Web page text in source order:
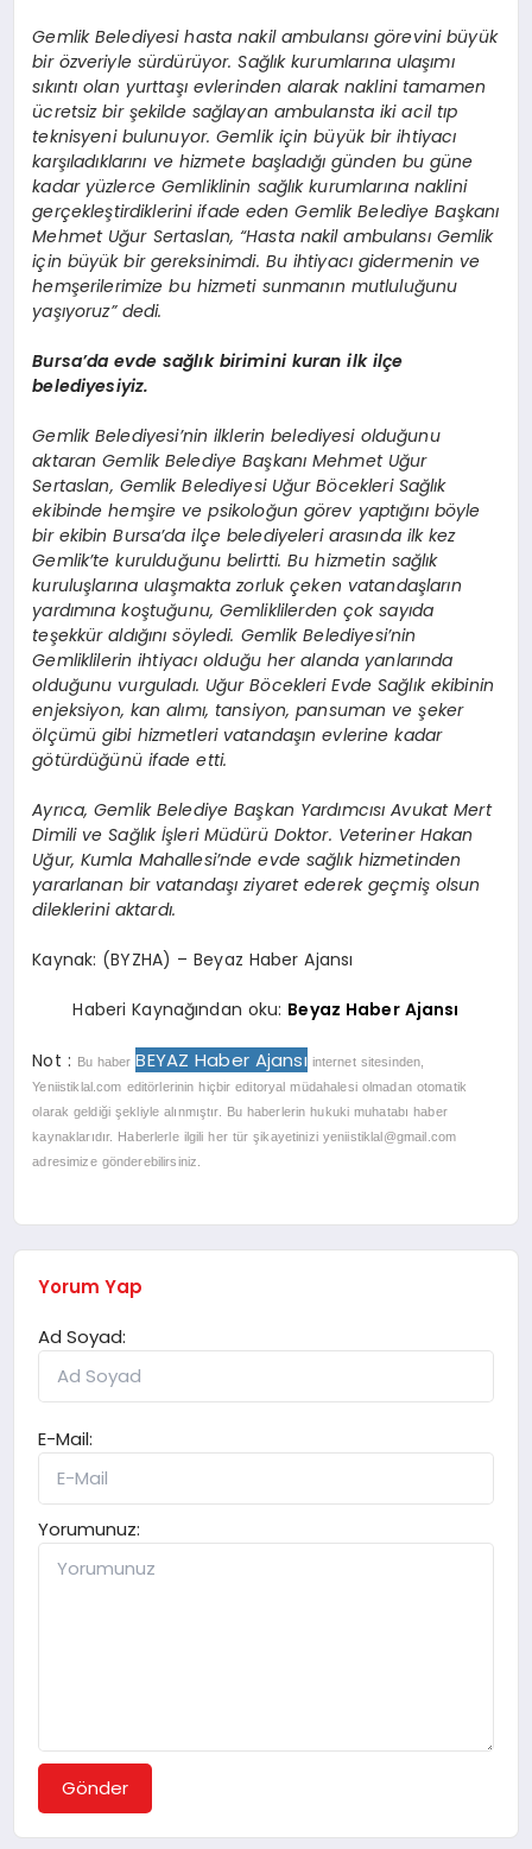
Gemlik Belediyesi hasta nakil ambulansı görevini büyük
bir özveriyle sürdürüyor. Sağlık kurumlarına ulaşımı
sıkıntı olan yurttaşı evlerinden alarak naklini tamamen
ücretsiz bir şekilde sağlayan ambulansta iki acil tıp
teknisyeni bulunuyor. Gemlik için büyük bir ihtiyacı
karşıladıklarını ve hizmete başladığı günden bu güne
kadar yüzlerce Gemliklinin sağlık kurumlarına naklini
gerçekleştirdiklerini ifade eden Gemlik Belediye Başkanı
Mehmet Uğur Sertaslan, “Hasta nakil ambulansı Gemlik
için büyük bir gereksinimdi. Bu ihtiyacı gidermenin ve
hemşerilerimize bu hizmeti sunmanın mutluluğunu
yaşıyoruz” dedi.
Bursa’da evde sağlık birimini kuran ilk ilçe
belediyesiyiz.
Gemlik Belediyesi’nin ilklerin belediyesi olduğunu
aktaran Gemlik Belediye Başkanı Mehmet Uğur
Sertaslan, Gemlik Belediyesi Uğur Böcekleri Sağlık
ekibinde hemşire ve psikoloğun görev yaptığını böyle
bir ekibin Bursa’da ilçe belediyeleri arasında ilk kez
Gemlik’te kurulduğunu belirtti. Bu hizmetin sağlık
kuruluşlarına ulaşmakta zorluk çeken vatandaşların
yardımına koştuğunu, Gemliklilerden çok sayıda
teşekkür aldığını söyledi. Gemlik Belediyesi’nin
Gemliklilerin ihtiyacı olduğu her alanda yanlarında
olduğunu vurguladı. Uğur Böcekleri Evde Sağlık ekibinin
enjeksiyon, kan alımı, tansiyon, pansuman ve şeker
ölçümü gibi hizmetleri vatandaşın evlerine kadar
götürdüğünü ifade etti.
Ayrıca, Gemlik Belediye Başkan Yardımcısı Avukat Mert
Dimili ve Sağlık İşleri Müdürü Doktor. Veteriner Hakan
Uğur, Kumla Mahallesi’nde evde sağlık hizmetinden
yararlanan bir vatandaşı ziyaret ederek geçmiş olsun
dileklerini aktardı.
Kaynak: (BYZHA) – Beyaz Haber Ajansı
Haberi Kaynağından oku: Beyaz Haber Ajansı
Not : Bu haber BEYAZ Haber Ajansı internet sitesinden,
Yeniistiklal.com editörlerinin hiçbir editoryal müdahalesi olmadan otomatik
olarak geldiği şekliyle alınmıştır. Bu haberlerin hukuki muhatabı haber
kaynaklarıdır. Haberlerle ilgili her tür şikayetinizi yeniistiklal@gmail.com
adresimize gönderebilirsiniz.
Yorum Yap
Ad Soyad:
E-Mail:
Yorumunuz:
Gönder